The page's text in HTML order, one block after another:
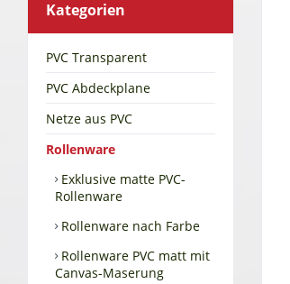
Kategorien
PVC Transparent
PVC Abdeckplane
Netze aus PVC
Rollenware
Exklusive matte PVC-
Rollenware
Rollenware nach Farbe
Rollenware PVC matt mit
Canvas-Maserung